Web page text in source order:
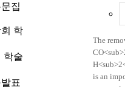
집
학
학술
표
The
is an